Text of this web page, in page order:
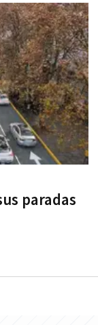
paradas